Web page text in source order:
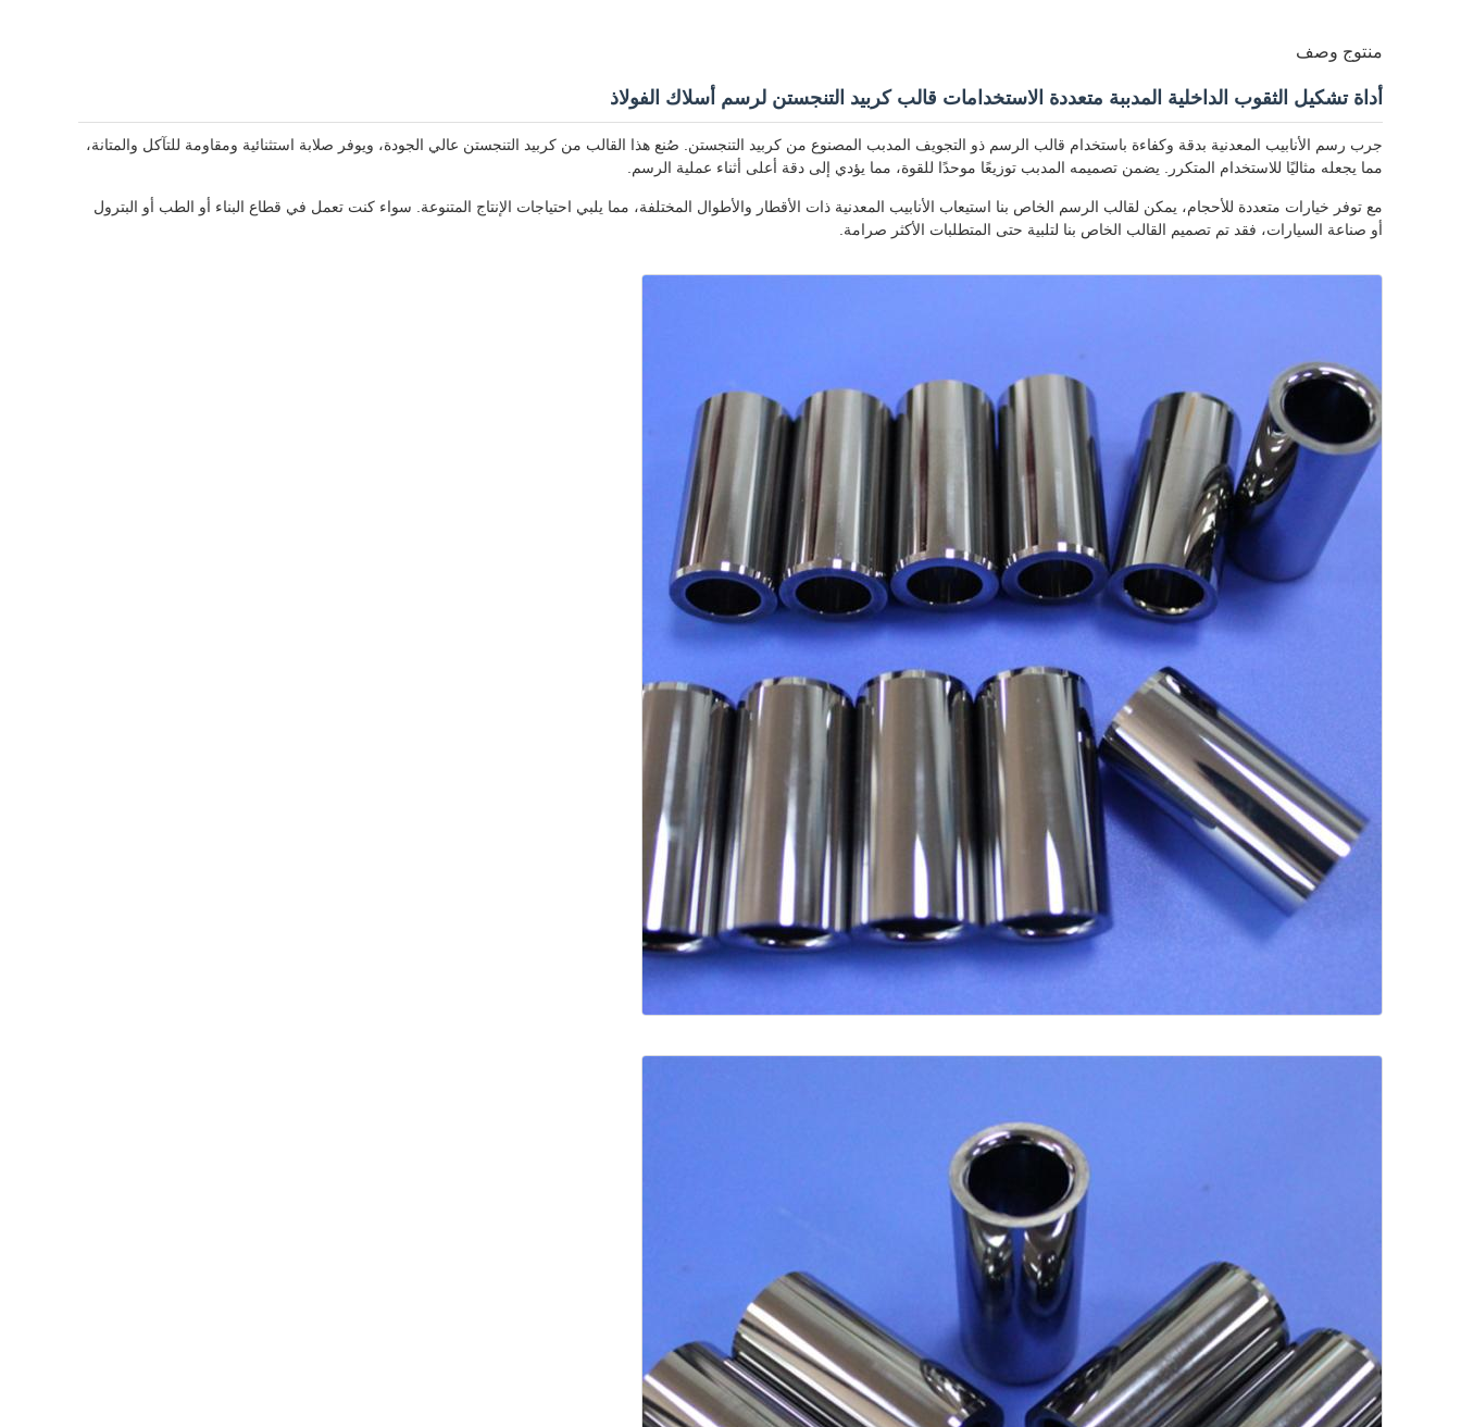
منتوج وصف
أداة تشكيل الثقوب الداخلية المدببة متعددة الاستخدامات قالب كربيد التنجستن لرسم أسلاك الفولاذ
جرب رسم الأنابيب المعدنية بدقة وكفاءة باستخدام قالب الرسم ذو التجويف المدبب المصنوع من كربيد التنجستن. صُنع هذا القالب من كربيد التنجستن عالي الجودة، ويوفر صلابة استثنائية ومقاومة للتآكل والمتانة،
مما يجعله مثاليًا للاستخدام المتكرر. يضمن تصميمه المدبب توزيعًا موحدًا للقوة، مما يؤدي إلى دقة أعلى أثناء عملية الرسم.
مع توفر خيارات متعددة للأحجام، يمكن لقالب الرسم الخاص بنا استيعاب الأنابيب المعدنية ذات الأقطار والأطوال المختلفة، مما يلبي احتياجات الإنتاج المتنوعة. سواء كنت تعمل في قطاع البناء أو الطب أو البترول
أو صناعة السيارات، فقد تم تصميم القالب الخاص بنا لتلبية حتى المتطلبات الأكثر صرامة.